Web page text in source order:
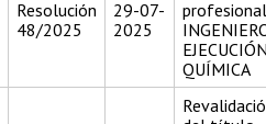
Resolución
48/2025
29-07-
2025
QUÍMICA